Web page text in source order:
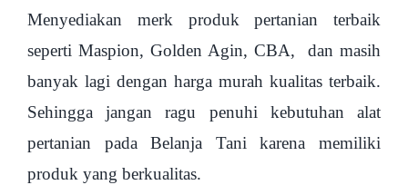
Menyediakan merk produk pertanian terbaik
seperti Maspion, Golden Agin, CBA, dan masih
banyak lagi dengan harga murah kualitas terbaik.
Sehingga jangan ragu penuhi kebutuhan alat
pertanian pada Belanja Tani karena memiliki
produk yang berkualitas.